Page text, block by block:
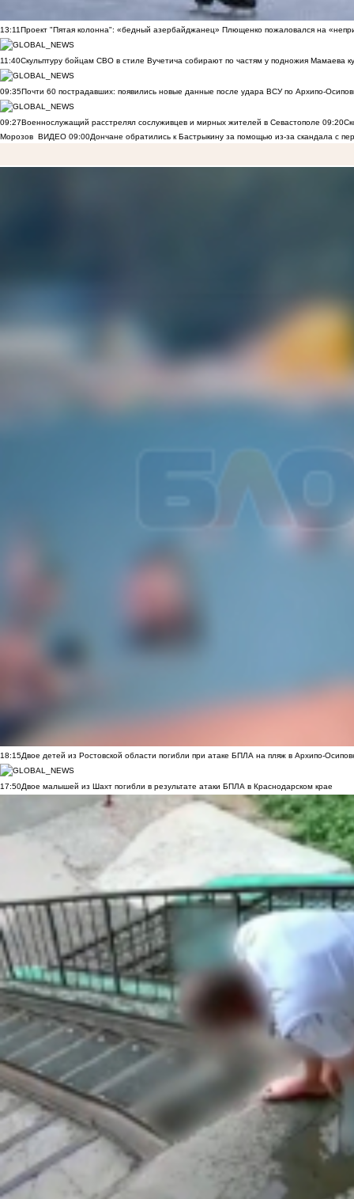
13:11Проект "Пятая колонна": «бедный азербайджанец» Плющенко пожаловался на
11:40Скульптуру бойцам СВО в стиле Вучетича собирают по частям у подножия Мамаева
09:35Почти 60 пострадавших: появились новые данные после удара ВСУ по Архипо-
09:27Военнослужащий расстрелял сослуживцев и мирных жителей в Севастополе 09:20
Морозов ВИДЕО 09:00Дончане обратились к Бастрыкину за помощью из-за скандала с
18:15Двое детей из Ростовской области погибли при атаке БПЛА на пляж в Архипо-
17:50Двое малышей из Шахт погибли в результате атаки БПЛА в Краснодарском крае